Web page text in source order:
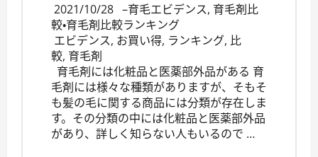
2021/10/28 –育毛エビデンス, 育毛剤比
較・育毛剤比較ランキング
エビデンス, お買い得, ランキング, 比
較, 育毛剤
育毛剤には化粧品と医薬部外品がある 育
毛剤には様々な種類がありますが、そもそ
も髪の毛に関する商品には分類が存在しま
す。その分類の中には化粧品と医薬部外品
があり、詳しく知らない人もいるので …